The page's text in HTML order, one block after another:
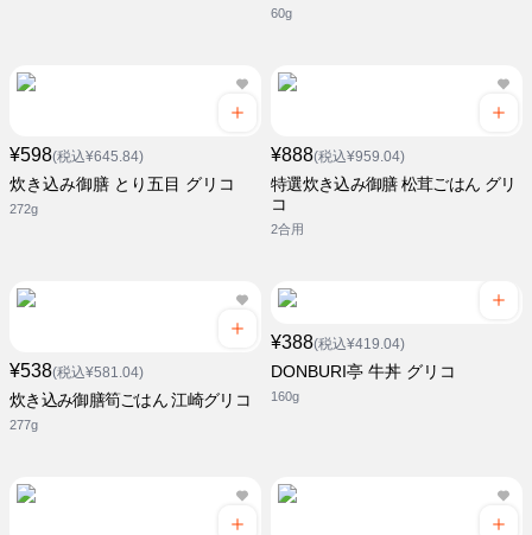
60g
¥598(税込¥645.84)
炊き込み御膳 とり五目 グリコ
272g
¥888(税込¥959.04)
特選炊き込み御膳 松茸ごはん グリ
コ
2合用
¥538(税込¥581.04)
炊き込み御膳筍ごはん 江崎グリコ
277g
¥388(税込¥419.04)
DONBURI亭 牛丼 グリコ
160g